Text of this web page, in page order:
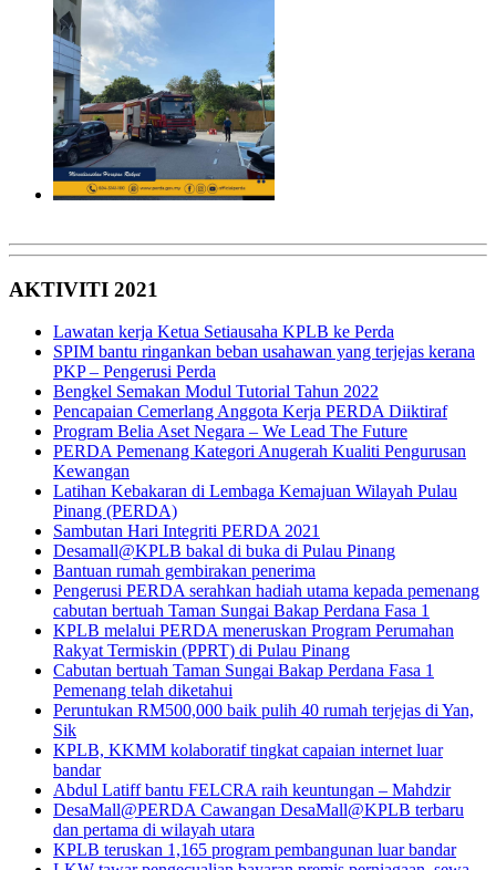
AKTIVITI 2021
Lawatan kerja Ketua Setiausaha KPLB ke Perda
SPIM bantu ringankan beban usahawan yang terjejas kerana
PKP – Pengerusi Perda
Bengkel Semakan Modul Tutorial Tahun 2022
Pencapaian Cemerlang Anggota Kerja PERDA Diiktiraf
Program Belia Aset Negara – We Lead The Future
PERDA Pemenang Kategori Anugerah Kualiti Pengurusan
Kewangan
Latihan Kebakaran di Lembaga Kemajuan Wilayah Pulau
Pinang (PERDA)
Sambutan Hari Integriti PERDA 2021
Desamall@KPLB bakal di buka di Pulau Pinang
Bantuan rumah gembirakan penerima
Pengerusi PERDA serahkan hadiah utama kepada pemenang
cabutan bertuah Taman Sungai Bakap Perdana Fasa 1
KPLB melalui PERDA meneruskan Program Perumahan
Rakyat Termiskin (PPRT) di Pulau Pinang
Cabutan bertuah Taman Sungai Bakap Perdana Fasa 1
Pemenang telah diketahui
Peruntukan RM500,000 baik pulih 40 rumah terjejas di Yan,
Sik
KPLB, KKMM kolaboratif tingkat capaian internet luar
bandar
Abdul Latiff bantu FELCRA raih keuntungan – Mahdzir
DesaMall@PERDA Cawangan DesaMall@KPLB terbaru
dan pertama di wilayah utara
KPLB teruskan 1,165 program pembangunan luar bandar